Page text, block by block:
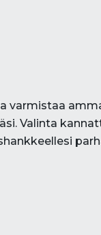
varmistaa
Valinta